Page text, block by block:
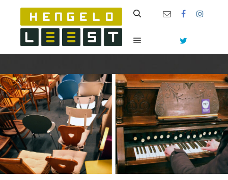
Hoofdmenu